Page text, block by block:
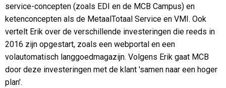
service-concepten (zoals EDI en de MCB Campus) en
ketenconcepten als de MetaalTotaal Service en VMI. Ook
vertelt Erik over de verschillende investeringen die reeds in
2016 zijn opgestart, zoals een webportal en een
volautomatisch langgoedmagazijn. Volgens Erik gaat MCB
door deze investeringen met de klant 'samen naar een hoger
plan'.